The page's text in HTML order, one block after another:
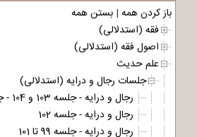
باز کردن همه | بستن همه
فقه (استدلالی)
اصول فقه (استدلالی)
علم حدیث
جلسات رجال و درایه (استدلالی)
رجال و درایه - جلسه 103 و 104 - جلسه آخر
رجال و درایه - جلسه 102
رجال و درایه - جلسه 99 تا 101